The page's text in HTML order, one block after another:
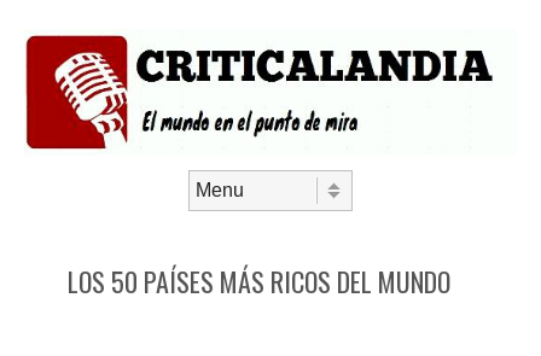
LOS 50 PAÍSES MÁS RICOS DEL MUNDO